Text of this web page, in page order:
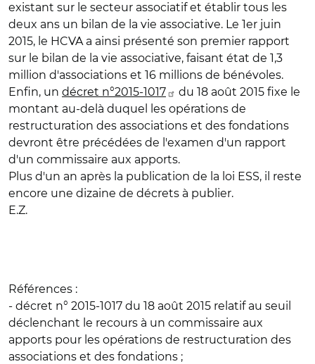
existant sur le secteur associatif et établir tous les
deux ans un bilan de la vie associative. Le 1er juin
2015, le HCVA a ainsi présenté son premier rapport
sur le bilan de la vie associative, faisant état de 1,3
million d'associations et 16 millions de bénévoles.
Enfin, un décret n°2015-1017
du 18 août 2015 fixe le
montant au-delà duquel les opérations de
restructuration des associations et des fondations
devront être précédées de l'examen d'un rapport
d'un commissaire aux apports.
Plus d'un an après la publication de la loi ESS, il reste
encore une dizaine de décrets à publier.
E.Z.
Références :
- décret n° 2015-1017 du 18 août 2015 relatif au seuil
déclenchant le recours à un commissaire aux
apports pour les opérations de restructuration des
associations et des fondations ;